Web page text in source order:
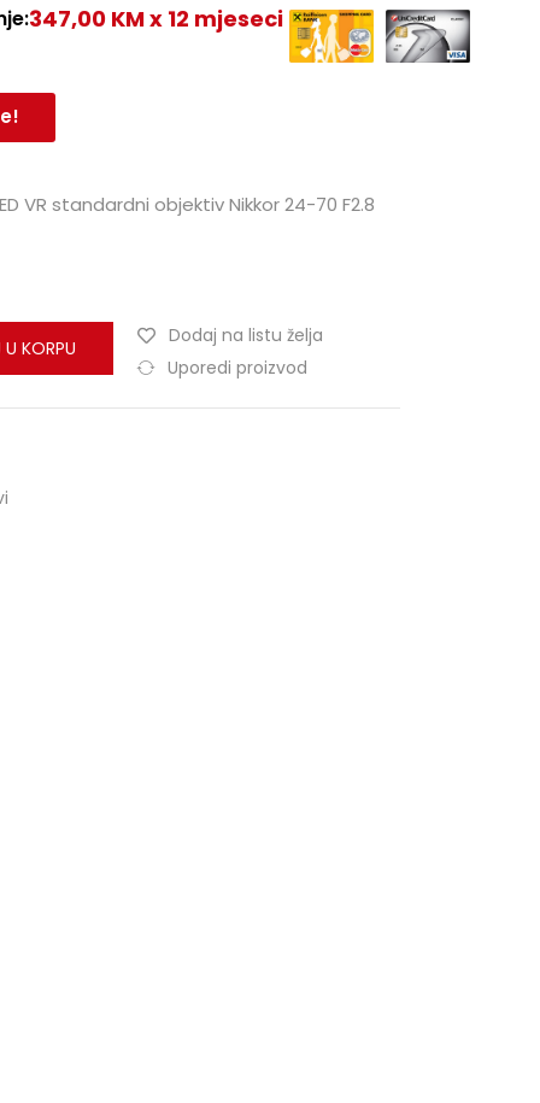
347,00 KM x 12 mjeseci
VR standardni objektiv Nikkor 24-70 F2.8
KORPU
Dodaj na listu želja
Uporedi proizvod